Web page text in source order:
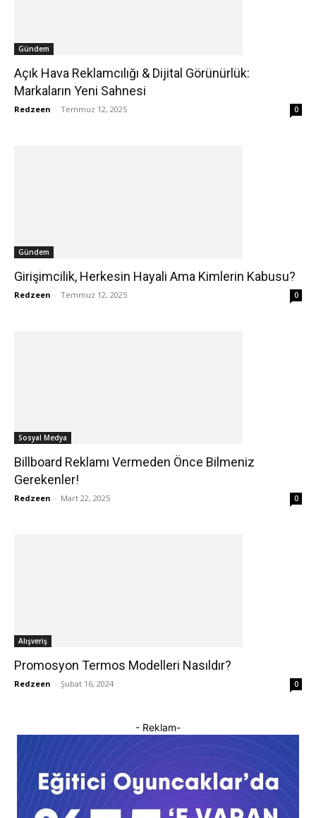
Gündem
Açık Hava Reklamcılığı & Dijital Görünürlük:
Markaların Yeni Sahnesi
Redzeen - Temmuz 12, 2025 0
Gündem
Girişimcilik, Herkesin Hayali Ama Kimlerin Kabusu?
Redzeen - Temmuz 12, 2025 0
Sosyal Medya
Billboard Reklamı Vermeden Önce Bilmeniz
Gerekenler!
Redzeen - Mart 22, 2025 0
Alışveriş
Promosyon Termos Modelleri Nasıldır?
Redzeen - Şubat 16, 2024 0
- Reklam-